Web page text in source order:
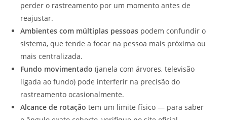
perder o rastreamento por um momento antes de
reajustar.
Ambientes com múltiplas pessoas podem confundir o
sistema, que tende a focar na pessoa mais próxima ou
mais centralizada.
Fundo movimentado (janela com árvores, televisão
ligada ao fundo) pode interferir na precisão do
rastreamento ocasionalmente.
Alcance de rotação tem um limite físico — para saber